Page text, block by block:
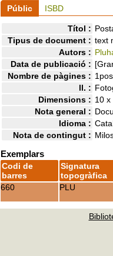
Públic ISBD
Títol :
Tipus de document : text
Autors :
Data de publicació :
Nombre de pàgines :
ll. :
Dimensions : 10 x
Nota general :
Idioma :
Nota de contingut :
Exemplars
Codi de
barres
Signatura
topogràfica
660
PLU